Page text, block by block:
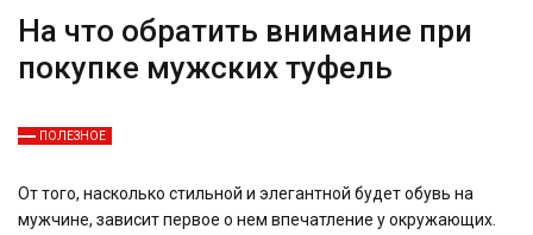
На что обратить внимание при
покупке мужских туфель
ПОЛЕЗНОЕ
От того, насколько стильной и элегантной будет обувь на
мужчине, зависит первое о нем впечатление у окружающих.